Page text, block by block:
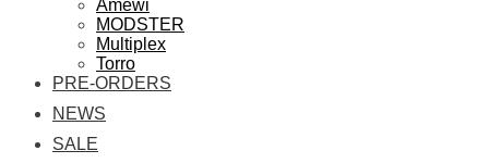
Amewi
MODSTER
Multiplex
Torro
PRE-ORDERS
NEWS
SALE